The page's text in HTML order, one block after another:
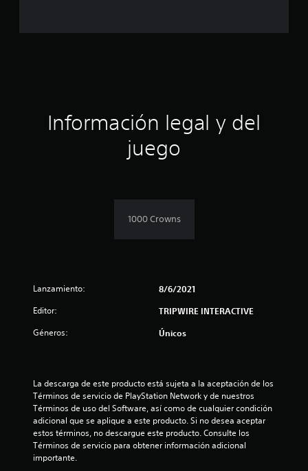
o
l
e
n
2
Información legal y del
juego
1000 Crowns
Lanzamiento: 8/6/2021
Editor: TRIPWIRE INTERACTIVE
Géneros: Únicos
La descarga de este producto está sujeta a la aceptación de los
Términos de servicio de PlayStation Network y de nuestros
Términos de uso del Software, así como de cualquier condición
adicional que se aplique a este producto. Si no desea aceptar
estos términos, no descargue este producto. Consulte los
Términos de servicio para obtener información adicional
importante.